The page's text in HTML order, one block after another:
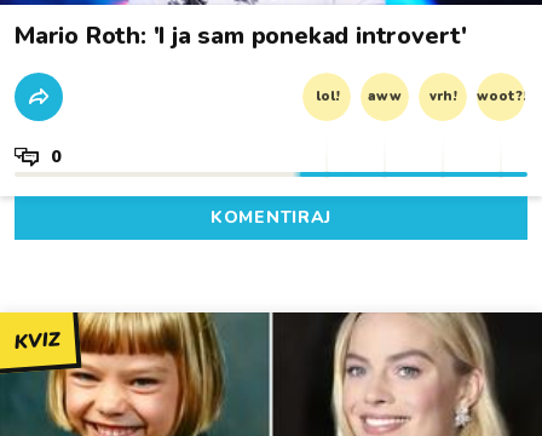
Mario Roth: 'I ja sam ponekad introvert'
lol! aww vrh! woot?!
0
KOMENTIRAJ
KVIZ